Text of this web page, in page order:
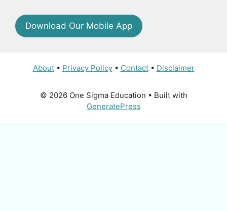
Download Our Mobile App
About• Privacy Policy• Contact• Disclaimer
© 2026 One Sigma Education • Built with
GeneratePress